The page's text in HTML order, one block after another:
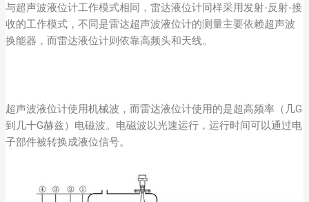
与超声波液位计工作模式相同，雷达液位计同样采用发射-反射-接
收的工作模式，不同是雷达超声波液位计的测量主要依赖超声波
换能器，而雷达液位计则依靠高频头和天线。
超声波液位计使用机械波，而雷达液位计使用的是超高频率（几G
到几十G赫兹）电磁波。电磁波以光速运行，运行时间可以通过电
子部件被转换成液位信号。